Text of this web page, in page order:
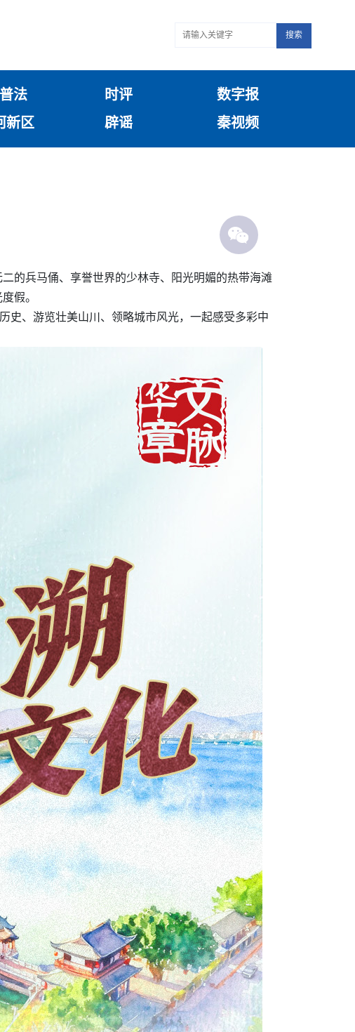
搜索
法 时评
数字报
新区 辟谣 秦视频
的兵马俑、享誉世界的少林寺、阳光明媚的热带海滩
假。
史、游览壮美山川、领略城市风光，一起感受多彩中